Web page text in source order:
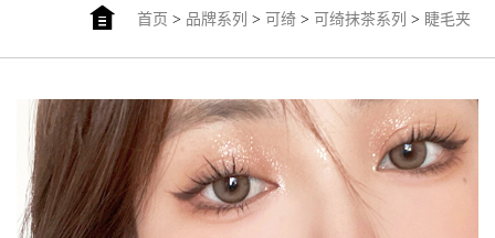
首页 > 品牌系列 > 可绮> 可绮抹茶系列 > 睫毛夹